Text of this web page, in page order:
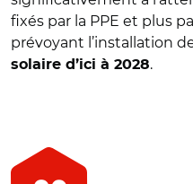
fixés par la PPE et plus
prévoyant l’installation
solaire d’ici à 2028.